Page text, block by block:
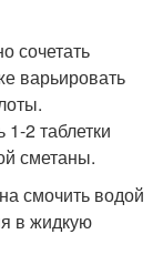
сочетать
варьировать
2 таблетки
сметаны.
смочить водой
в жидкую